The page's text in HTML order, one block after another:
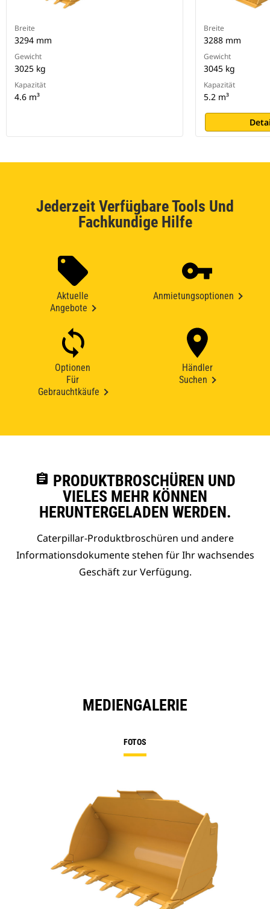
Breite
3294 mm
Gewicht
3025 kg
Kapazität
4.6 m³
Breite
3288 mm
Gewicht
3045 kg
Kapazität
5.2 m³
Jederzeit Verfügbare Tools Und
Fachkundige Hilfe
Aktuelle
Angebote
Anmietungsoptionen
Optionen
Für
Gebrauchtkäufe
Händler
Suchen
assignment PRODUKTBROSCHÜREN UND
VIELES MEHR KÖNNEN
HERUNTERGELADEN WERDEN.
Caterpillar-Produktbroschüren und andere
Informationsdokumente stehen für Ihr wachsendes
Geschäft zur Verfügung.
MEDIENGALERIE
FOTOS